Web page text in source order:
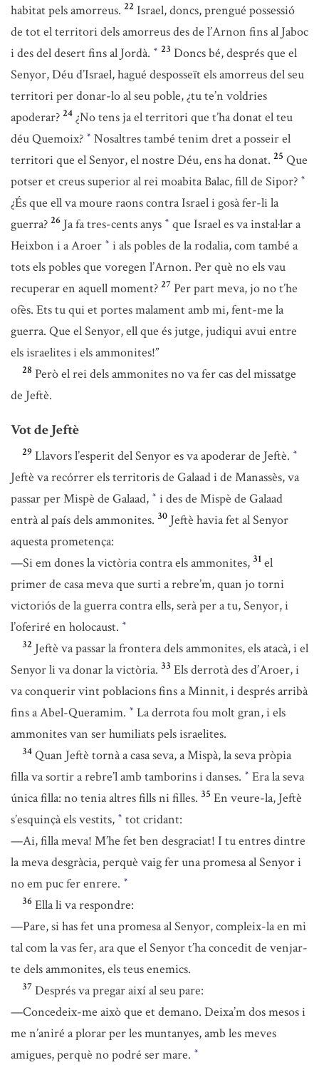
habitat pels amorreus. 22 Israel, doncs, prengué possessió
de tot el territori dels amorreus des de l’Arnon fins al Jaboc
i des del desert fins al Jordà. * 23 Doncs bé, després que el
Senyor, Déu d’Israel, hagué desposseït els amorreus del seu
territori per donar-lo al seu poble, ¿tu te’n voldries
apoderar? 24 ¿No tens ja el territori que t’ha donat el teu
déu Quemoix? * Nosaltres també tenim dret a posseir el
territori que el Senyor, el nostre Déu, ens ha donat. 25 Que
potser et creus superior al rei moabita Balac, fill de Sipor? *
¿És que ell va moure raons contra Israel i gosà fer-li la
guerra? 26 Ja fa tres-cents anys * que Israel es va instal·lar a
Heixbon i a Aroer * i als pobles de la rodalia, com també a
tots els pobles que voregen l’Arnon. Per què no els vau
recuperar en aquell moment? 27 Per part meva, jo no t’he
ofès. Ets tu qui et portes malament amb mi, fent-me la
guerra. Que el Senyor, ell que és jutge, judiqui avui entre
els israelites i els ammonites!”
28 Però el rei dels ammonites no va fer cas del missatge
de Jeftè.
Vot de Jeftè
29 Llavors l’esperit del Senyor es va apoderar de Jeftè. *
Jeftè va recórrer els territoris de Galaad i de Manassès, va
passar per Mispè de Galaad, * i des de Mispè de Galaad
entrà al país dels ammonites. 30 Jeftè havia fet al Senyor
aquesta prometença:
—Si em dones la victòria contra els ammonites, 31 el
primer de casa meva que surti a rebre’m, quan jo torni
victoriós de la guerra contra ells, serà per a tu, Senyor, i
l’oferiré en holocaust. *
32 Jeftè va passar la frontera dels ammonites, els atacà, i el
Senyor li va donar la victòria. 33 Els derrotà des d’Aroer, i
va conquerir vint poblacions fins a Minnit, i després arribà
fins a Abel-Queramim. * La derrota fou molt gran, i els
ammonites van ser humiliats pels israelites.
34 Quan Jeftè tornà a casa seva, a Mispà, la seva pròpia
filla va sortir a rebre’l amb tamborins i danses. * Era la seva
única filla: no tenia altres fills ni filles. 35 En veure-la, Jeftè
s’esquinçà els vestits, * tot cridant:
—Ai, filla meva! M’he fet ben desgraciat! I tu entres dintre
la meva desgràcia, perquè vaig fer una promesa al Senyor i
no em puc fer enrere. *
36 Ella li va respondre:
—Pare, si has fet una promesa al Senyor, compleix-la en mi
tal com la vas fer, ara que el Senyor t’ha concedit de venjar-
te dels ammonites, els teus enemics.
37 Després va pregar així al seu pare:
—Concedeix-me això que et demano. Deixa’m dos mesos i
me n’aniré a plorar per les muntanyes, amb les meves
amigues, perquè no podré ser mare. *